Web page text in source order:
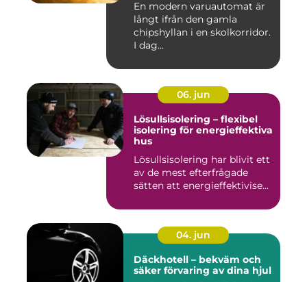
En modern varuautomat är
långt ifrån den gamla
chipshyllan i en skolkorridor.
I dag...
06. jun
Lösullsisolering – flexibel
isolering för energieffektiva
hus
Lösullsisolering har blivit ett
av de mest efterfrågade
sätten att energieffektivise...
04. jun
Däckhotell – bekväm och
säker förvaring av dina hjul